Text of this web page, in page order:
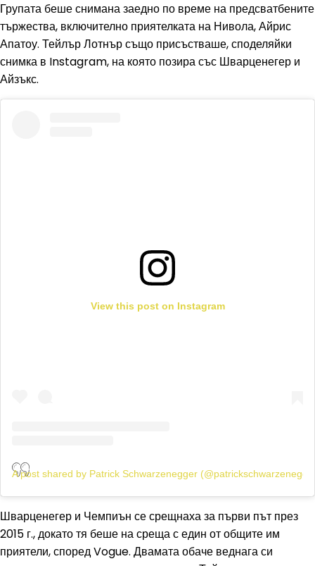
Групата беше снимана заедно по време на предсватбените
тържества, включително приятелката на Нивола, Айрис
Апатоу. Тейлър Лотнър също присъстваше, споделяйки
снимка в Instagram, на която позира със Шварценегер и
Айзъкс.
View this post on Instagram
A post shared by Patrick Schwarzenegger
Шварценегер и Чемпиън се срещнаха за първи път през
2015 г., докато тя беше на среща с един от общите им
приятели, според Vogue. Двамата обаче веднага си